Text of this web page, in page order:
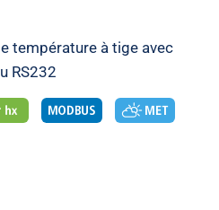
température à tige avec
RS232